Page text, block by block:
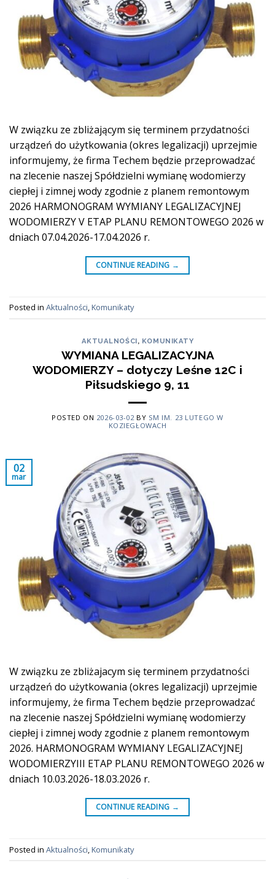
W związku ze zbliżającym się terminem przydatności
urządzeń do użytkowania (okres legalizacji) uprzejmie
informujemy, że firma Techem będzie przeprowadzać
na zlecenie naszej Spółdzielni wymianę wodomierzy
ciepłej i zimnej wody zgodnie z planem remontowym
2026 HARMONOGRAM WYMIANY LEGALIZACYJNEJ
WODOMIERZY V ETAP PLANU REMONTOWEGO 2026 w
dniach 07.04.2026-17.04.2026 r.
CONTINUE READING →
Posted in Aktualności,Komunikaty
AKTUALNOŚCI, KOMUNIKATY
WYMIANA LEGALIZACYJNA
WODOMIERZY – dotyczy Leśne 12C i
Piłsudskiego 9, 11
POSTED ON 2026-03-02 BY SM IM. 23 LUTEGO W
KOZIEGŁOWACH
02
mar
W związku ze zbliżajacym się terminem przydatności
urządzeń do użytkowania (okres legalizacji) uprzejmie
informujemy, że firma Techem będzie przeprowadzać
na zlecenie naszej Spółdzielni wymianę wodomierzy
ciepłej i zimnej wody zgodnie z planem remontowym
2026. HARMONOGRAM WYMIANY LEGALIZACYJNEJ
WODOMIERZYIII ETAP PLANU REMONTOWEGO 2026 w
dniach 10.03.2026-18.03.2026 r.
CONTINUE READING →
Posted in Aktualności Komunikaty